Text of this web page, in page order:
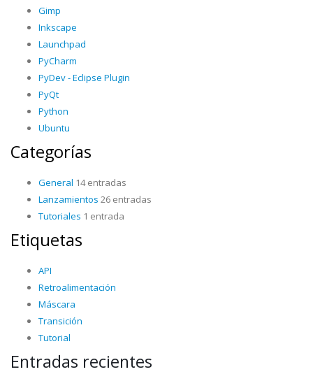
Gimp
Inkscape
Launchpad
PyCharm
PyDev - Eclipse Plugin
PyQt
Python
Ubuntu
Categorías
General 14 entradas
Lanzamientos 26 entradas
Tutoriales 1 entrada
Etiquetas
API
Retroalimentación
Máscara
Transición
Tutorial
Entradas recientes